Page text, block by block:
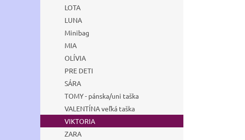
LOTA
LUNA
Minibag
MIA
OLÍVIA
PRE DETI
SÁRA
TOMY - pánska/uni taška
VALENTÍNA veľká taška
VIKTORIA
ZARA